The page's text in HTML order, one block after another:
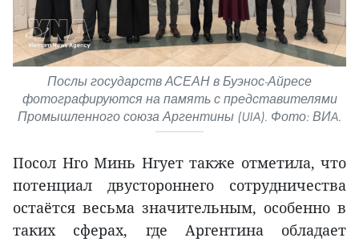
Послы государств АСЕАН в Буэнос-Айресе
фотографируются на память с представителями
Промышленного союза Аргентины (UIA). Фото: ВИA.
Посол Нго Минь Нгует также отметила, что
потенциал двустороннего сотрудничества
остаётся весьма значительным, особенно в
таких сферах, где Аргентина обладает